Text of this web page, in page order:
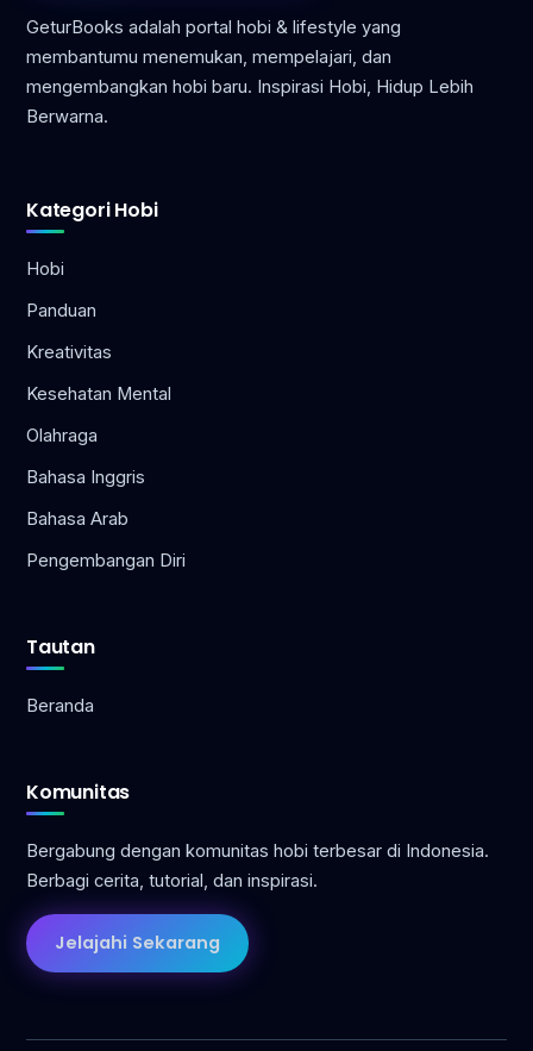
GeturBooks adalah portal hobi & lifestyle yang
membantumu menemukan, mempelajari, dan
mengembangkan hobi baru. Inspirasi Hobi, Hidup Lebih
Berwarna.
Kategori Hobi
Hobi
Panduan
Kreativitas
Kesehatan Mental
Olahraga
Bahasa Inggris
Bahasa Arab
Pengembangan Diri
Tautan
Beranda
Komunitas
Bergabung dengan komunitas hobi terbesar di Indonesia.
Berbagi cerita, tutorial, dan inspirasi.
Jelajahi Sekarang